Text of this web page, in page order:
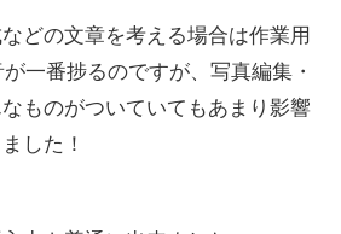
どの文章を考える場合は作業用
一番捗るのですが、写真編集・
ものがついていてもあまり影響
した！